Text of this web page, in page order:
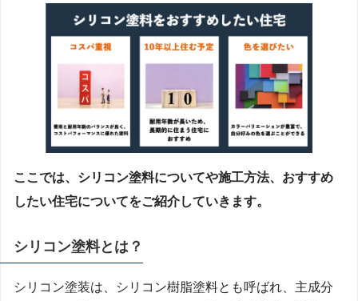
ここでは、シリコン塗料についてや施工方法、おすすめ
したい住宅についてをご紹介していきます。
シリコン塗料とは？
シリコン塗装は、シリコン樹脂塗料とも呼ばれ、主成分